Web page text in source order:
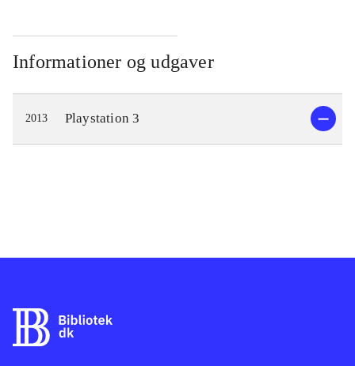
besejre fysiske manifestationer - i en
såkaldt kopi-verden - af menneskenes
manglende selvtillid og modstand
mod forandringerne. Overvinder man
disse udfordringer - inkl. svære
"bosses" - opfyldes ønskerne i "den
og andre typer af items.
er engelsk tale. Tekst og tale er
gennemsyret af humoristiske og
Informationer og udgaver
2013 Playstation 3